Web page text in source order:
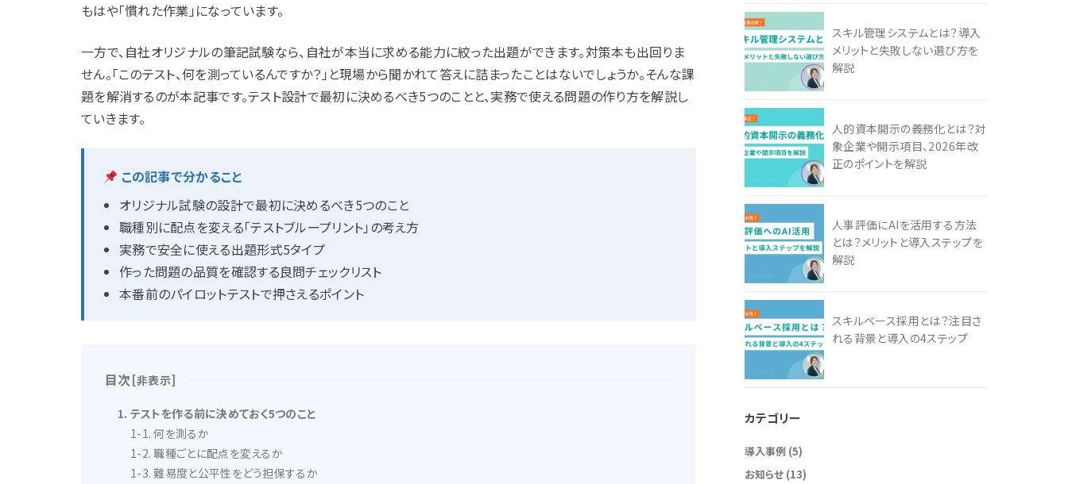
もはや「慣れた作業」になっています。
一方で、自社オリジナルの筆記試験なら、自社が本当に求める能力に絞った出題ができます。対策本も出回りま
せん。「このテスト、何を測っているんですか？」と現場から聞かれて答えに詰まったことはないでしょうか。そんな課
題を解消するのが本記事です。テスト設計で最初に決めるべき5つのことと、実務で使える問題の作り方を解説し
ていきます。
この記事で分かること
オリジナル試験の設計で最初に決めるべき5つのこと
職種別に配点を変える「テストブループリント」の考え方
実務で安全に使える出題形式5タイプ
作った問題の品質を確認する良問チェックリスト
本番前のパイロットテストで押さえるポイント
目次[非表示]
1. テストを作る前に決めておく5つのこと
1-1. 何を測るか
1-2. 職種ごとに配点を変えるか
1-3. 難易度と公平性をどう担保するか
スキル管理システムとは？導入
メリットと失敗しない選び方を
解説
人的資本開示の義務化とは？対
象企業や開示項目、2026年改
正のポイントを解説
人事評価にAIを活用する方法
とは？メリットと導入ステップを
解説
スキルベース採用とは？注目さ
れる背景と導入の4ステップ
カテゴリー
導入事例(5)
お知らせ(13)